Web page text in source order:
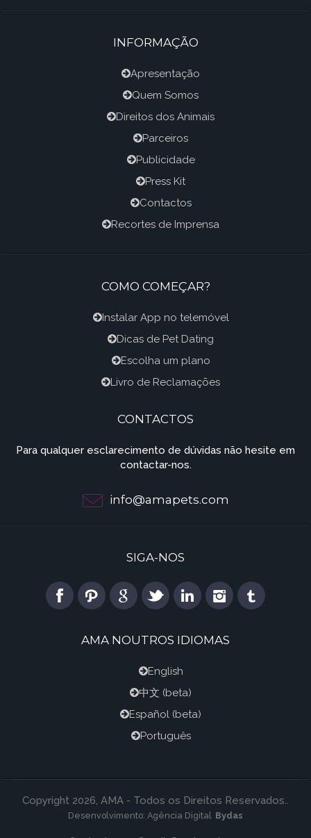
INFORMAÇÃO
Apresentação
Quem Somos
Direitos dos Animais
Parceiros
Publicidade
Press Kit
Contactos
Recortes de Imprensa
COMO COMEÇAR?
Instalar App no telemóvel
Dicas de Pet Dating
Escolha um plano
Livro de Reclamações
CONTACTOS
Para qualquer esclarecimento de dúvidas não hesite em
contactar-nos.
info@amapets.com
SIGA-NOS
AMA NOUTROS IDIOMAS
English
中文 (beta)
Español (beta)
Português
Copyright 2026, AMA - Todos os Direitos Reservados..
Desenvolvimento: Agência Digital Bydas